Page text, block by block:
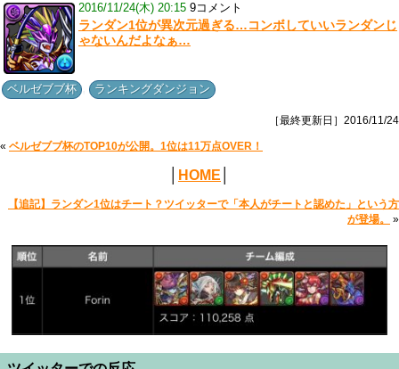
2016/11/24(木) 20:15 9コメント
ランダン1位が異次元過ぎる…コンボしていいランダンじ
ゃないんだよなぁ…
ベルゼブブ杯 ランキングダンジョン
［最終更新日］2016/11/24
« ベルゼブブ杯のTOP10が公開。1位は11万点OVER！
HOME
【追記】ランダン1位はチート？ツイッターで「本人がチートと認めた」という方
が登場。
»